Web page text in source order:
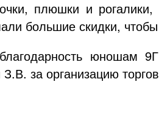
плюшки и
большие скидки,
юношам
за организацию